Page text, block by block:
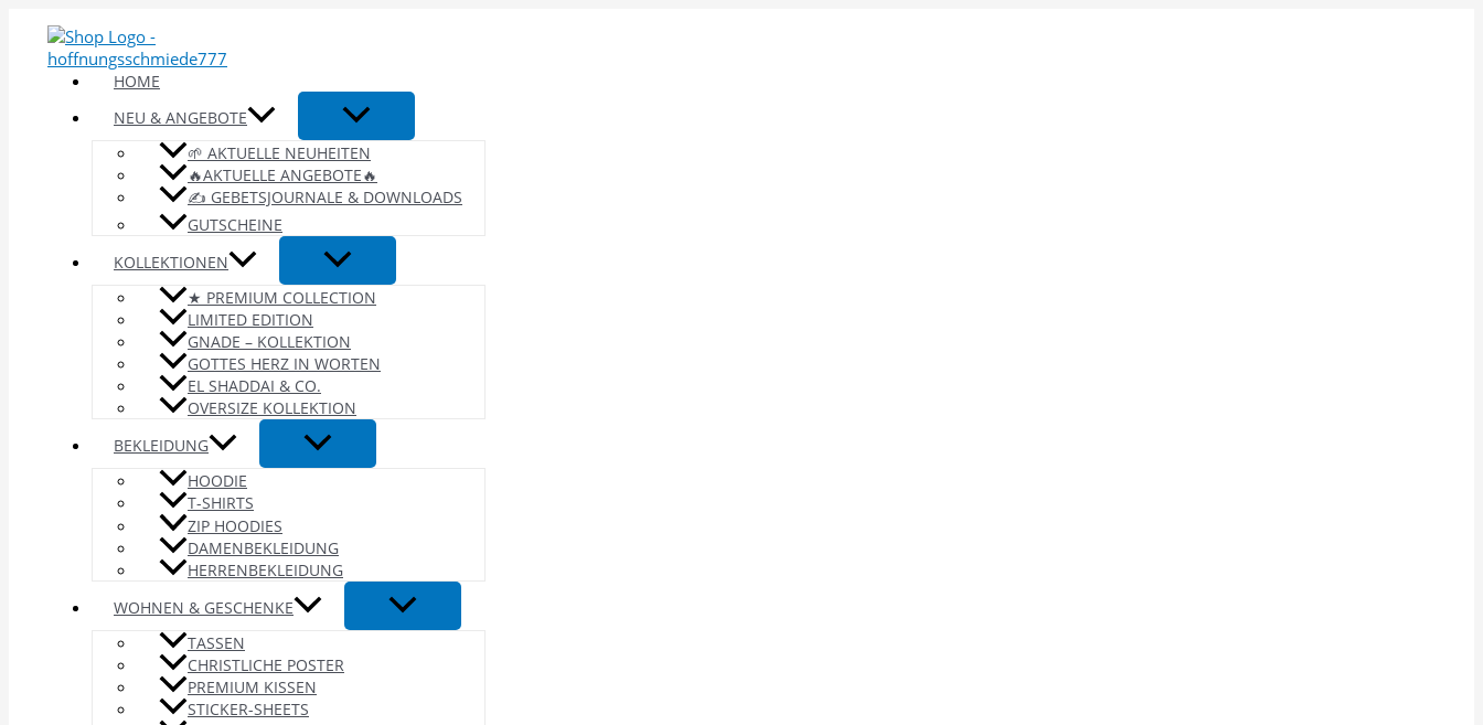
Inhalt
springen
HOME
NEU & ANGEBOTE
🌱 AKTUELLE NEUHEITEN
🔥AKTUELLE ANGEBOTE🔥
✍️ GEBETSJOURNALE & DOWNLOADS
GUTSCHEINE
KOLLEKTIONEN
★ PREMIUM COLLECTION
LIMITED EDITION
GNADE – KOLLEKTION
GOTTES HERZ IN WORTEN
EL SHADDAI & CO.
OVERSIZE KOLLEKTION
BEKLEIDUNG
HOODIE
T-SHIRTS
ZIP HOODIES
DAMENBEKLEIDUNG
HERRENBEKLEIDUNG
WOHNEN & GESCHENKE
TASSEN
CHRISTLICHE POSTER
PREMIUM KISSEN
STICKER-SHEETS